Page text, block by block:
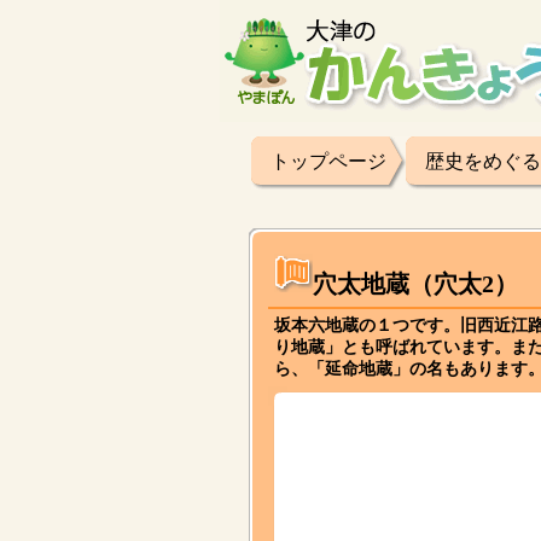
トップページ 歴史をめぐ
穴太地蔵（穴太2）
坂本六地蔵の１つです。旧西近江
り地蔵」とも呼ばれています。ま
ら、「延命地蔵」の名もあります